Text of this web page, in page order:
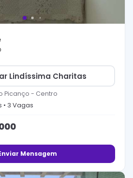
Lindíssima Charitas
Picanço - Centro
• 3 Vagas
Mensagem